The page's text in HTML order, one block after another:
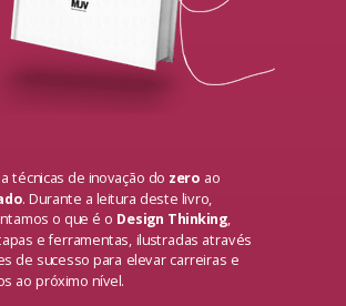
técnicas de inovação do zero ao
. Durante a leitura deste livro,
o que é o Design Thinking,
e ferramentas, ilustradas através
de sucesso para elevar carreiras e
ao próximo nível.